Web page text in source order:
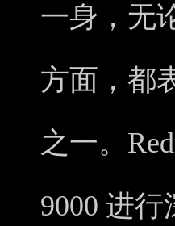
一身，无
方面，都
之一。
9000 进